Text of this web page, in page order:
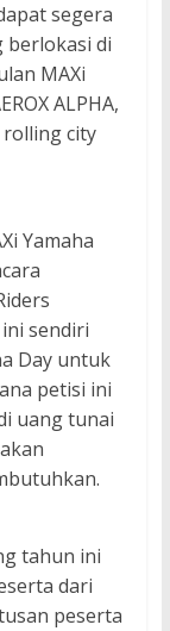
segera
berlokasi di
MAXi
ALPHA,
rolling city
Yamaha
sendiri
Day untuk
petisi ini
uang tunai
tahun ini
dari
peserta